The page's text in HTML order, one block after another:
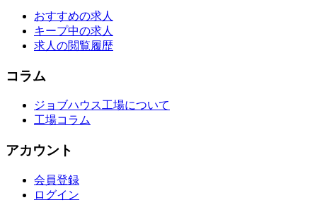
おすすめの求人
キープ中の求人
求人の閲覧履歴
コラム
ジョブハウス工場について
工場コラム
アカウント
会員登録
ログイン